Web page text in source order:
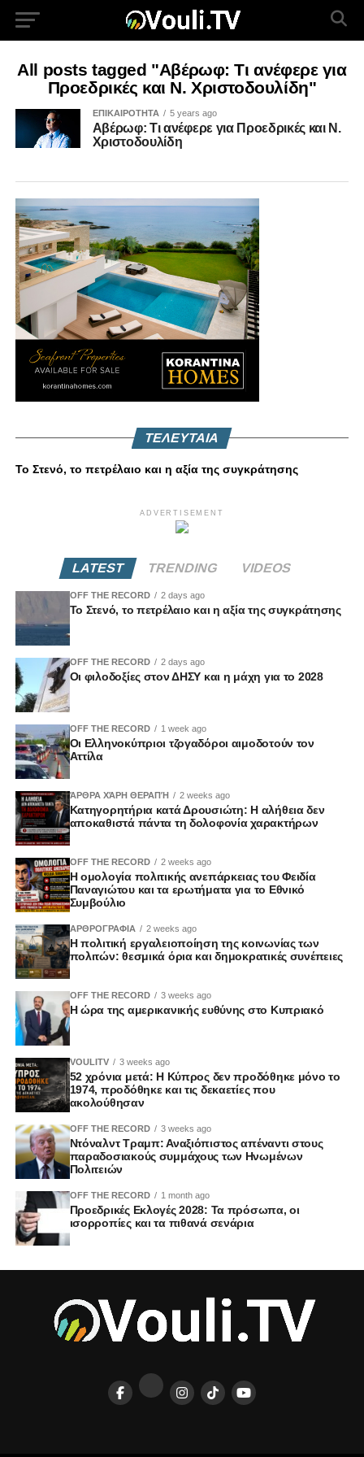
All posts tagged "Αβέρωφ: Τι ανέφερε για
Προεδρικές και Ν. Χριστοδουλίδη"
ΕΠΙΚΑΙΡΟΤΗΤΑ 5 years ago
Αβέρωφ: Τι ανέφερε για Προεδρικές και Ν.
Χριστοδουλίδη
ΤΕΛΕΥΤΑΙΑ
Το Στενό, το πετρέλαιο και η αξία της συγκράτησης
ADVERTISEMENT
LATEST TRENDING VIDEOS
OFF THE RECORD 2 days ago
Το Στενό, το πετρέλαιο και η αξία της συγκράτησης
OFF THE RECORD 2 days ago
Οι φιλοδοξίες στον ΔΗΣΥ και η μάχη για το 2028
OFF THE RECORD 1 week ago
Οι Ελληνοκύπριοι τζογαδόροι αιμοδοτούν τον
Αττίλα
ΆΡΘΡΑ ΧΆΡΗ ΘΕΡΑΠΉ 2 weeks ago
Κατηγορητήρια κατά Δρουσιώτη: Η αλήθεια δεν
αποκαθιστά πάντα τη δολοφονία χαρακτήρων
OFF THE RECORD 2 weeks ago
Η ομολογία πολιτικής ανεπάρκειας του Φειδία
Παναγιώτου και τα ερωτήματα για το Εθνικό
Συμβούλιο
ΑΡΘΡΟΓΡΑΦΙΑ 2 weeks ago
Η πολιτική εργαλειοποίηση της κοινωνίας των
πολιτών: θεσμικά όρια και δημοκρατικές συνέπειες
OFF THE RECORD 3 weeks ago
Η ώρα της αμερικανικής ευθύνης στο Κυπριακό
VOULITV 3 weeks ago
52 χρόνια μετά: Η Κύπρος δεν προδόθηκε μόνο το
1974, προδόθηκε και τις δεκαετίες που
ακολούθησαν
OFF THE RECORD 3 weeks ago
Ντόναλντ Τραμπ: Αναξιόπιστος απέναντι στους
παραδοσιακούς συμμάχους των Ηνωμένων
Πολιτειών
OFF THE RECORD 1 month ago
Προεδρικές Εκλογές 2028: Τα πρόσωπα, οι
ισορροπίες και τα πιθανά σενάρια